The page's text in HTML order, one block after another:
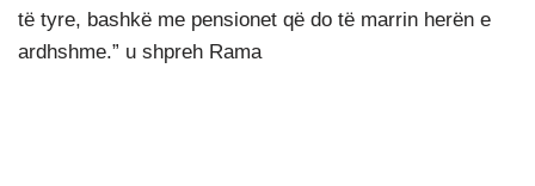
të tyre, bashkë me pensionet që do të marrin herën e
ardhshme.” u shpreh Rama